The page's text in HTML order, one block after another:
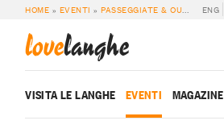
HOME » EVENTI »PASSEGGIATE & OUTDOOR »
ENG
lovelanghe
VISITA LE LANGHE EVENTI MAGAZINE